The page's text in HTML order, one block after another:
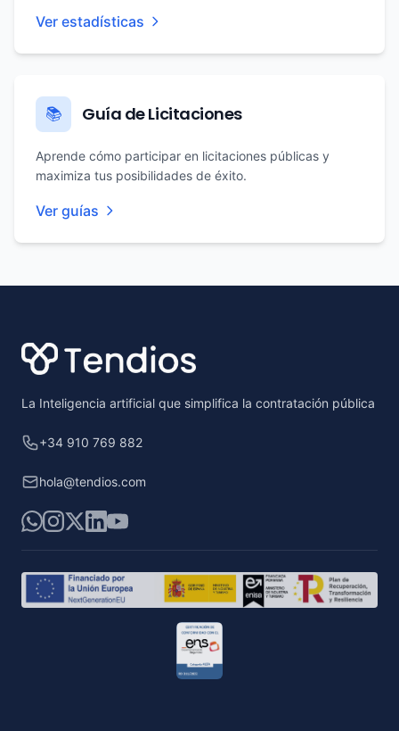
Ver estadísticas
📚 Guía de Licitaciones
Aprende cómo participar en licitaciones públicas y
maximiza tus posibilidades de éxito.
Ver guías
La Inteligencia artificial que simplifica la contratación pública
+34 910 769 882
hola@tendios.com
WhatsApp
Instagram
X LinkedIn
YouTube